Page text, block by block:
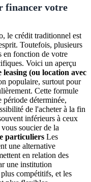
financer votre
le crédit traditionnel est
Toutefois, plusieurs
en fonction de votre
Voici un aperçu
leasing (ou location avec
populaire, surtout pour
Cette formule
période déterminée,
de l'acheter à la fin
inférieurs à ceux
soucier de la
particuliers Les
une alternative
en relation des
une institution
compétitifs, et les